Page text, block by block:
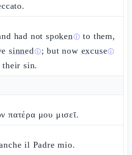
had notspokenⓘ to them,
sinnedⓘ; but now excuseⓘ
their sin.
πατέρα μου μισεῖ.
il Padre mio.